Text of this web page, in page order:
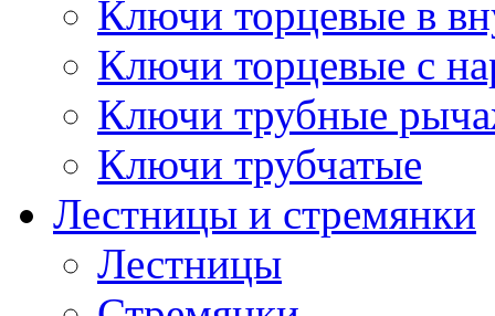
Ключи торцевые в
Ключи торцевые с
Ключи трубные
Ключи трубчатые
Лестницы и стремянки
Лестницы